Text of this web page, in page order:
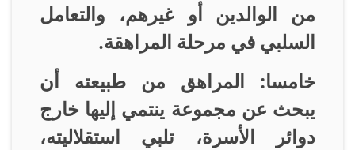
من الوالدين أو غيرهم، والتعامل
السلبي في مرحلة المراهقة.
خامسا: المراهق من طبيعته أن
يبحث عن مجموعة ينتمي إليها خارج
دوائر الأسرة، تلبي استقلاليته،